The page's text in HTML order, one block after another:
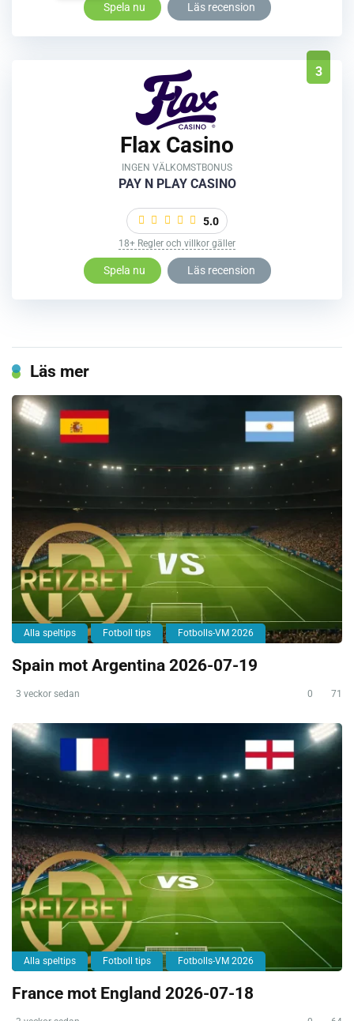
Spela nu Läs recension
3
Flax Casino
INGEN VÄLKOMSTBONUS
PAY N PLAY CASINO
5.0
18+ Regler och villkor gäller
Spela nu Läs recension
Läs mer
Alla speltips Fotboll tips Fotbolls-VM 2026
Spain mot Argentina 2026-07-19
3 veckor sedan 0 71
Alla speltips Fotboll tips Fotbolls-VM 2026
France mot England 2026-07-18